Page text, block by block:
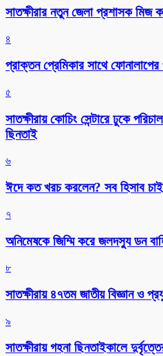
সাতক্ষীরার নতুন জেলা প্রশাসক মিজ
৪
প্রাক্তন প্রেমিকার সাথে
৫
সাতক্ষীরায় কোচিং সেন্টারে ঢুকে
ছিনতাই
৬
ঈদে কত খরচ করলেন? সব হিসাব
৭
অনিমেষকে জিম্মি করে জলদস্যু ডন
৮
সাতক্ষীরায় ৪৭তম জাতীয় বিজ্ঞান ও
৯
সাতক্ষীরায় গহনা ছিনতাইকালে